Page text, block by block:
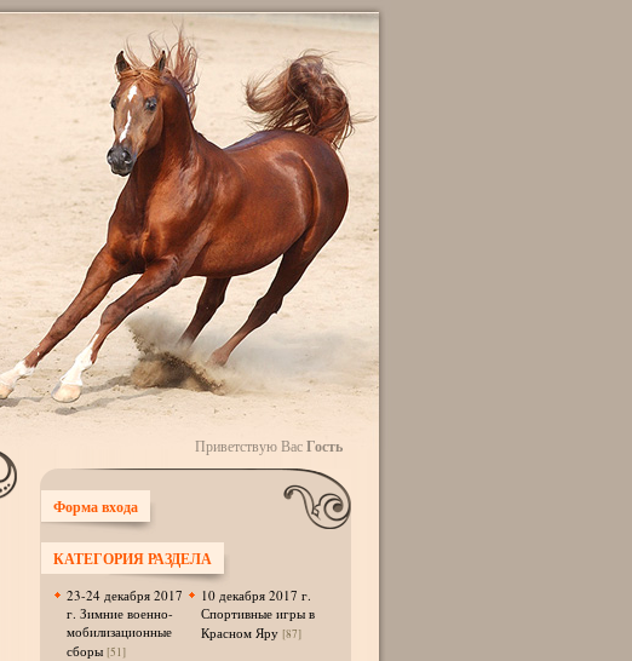
Приветствую Вас Гость
Форма входа
КАТЕГОРИЯ РАЗДЕЛА
23-24 декабря 2017
г. Зимние военно-
мобилизационные
сборы [51]
10 декабря 2017 г.
Спортивные игры в
Красном Яру [87]